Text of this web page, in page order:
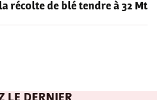
récolte de blé tendre à 32 Mt